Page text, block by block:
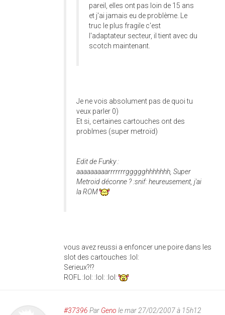
pareil, elles ont pas loin de 15 ans
et j'ai jamais eu de problème. Le
truc le plus fragile c'est
l'adaptateur secteur, il tient avec du
scotch maintenant.
Je ne vois absolument pas de quoi tu
veux parler 0)
Et si, certaines cartouches ont des
problmes (super metroïd)
Edit de Funky :
aaaaaaaaarrrrrrrggggghhhhhhh, Super
Metroid déconne ? :snif: heureusement, j'ai
la ROM
vous avez reussi a enfoncer une poire dans les
slot des cartouches :lol:
Serieux?!?
ROFL :lol: :lol: :lol:
#37396 Par Geno le mar 27/02/2007 à 15h12